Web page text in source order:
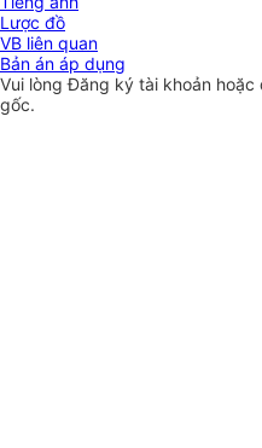
Lược đồ
VB liên quan
Bản án áp dụng
Vui lòngĐăng ký tài khoản hoặc
gốc.